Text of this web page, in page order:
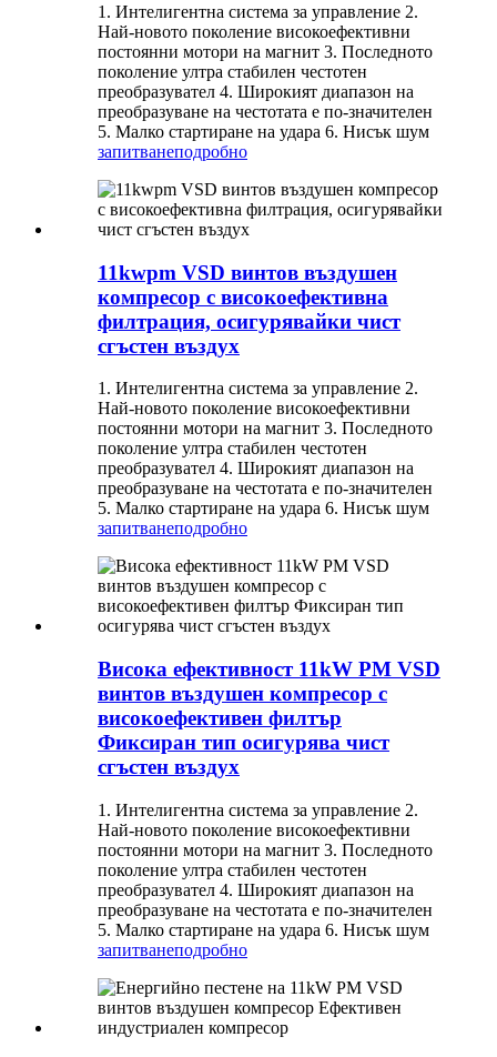
1. Интелигентна система за управление 2.
Най-новото поколение високоефективни
постоянни мотори на магнит 3. Последното
поколение ултра стабилен честотен
преобразувател 4. Широкият диапазон на
преобразуване на честотата е по-значителен
5. Малко стартиране на удара 6. Нисък шум
запитванеподробно
11kwpm VSD винтов въздушен
компресор с високоефективна
филтрация, осигурявайки чист
сгъстен въздух
1. Интелигентна система за управление 2.
Най-новото поколение високоефективни
постоянни мотори на магнит 3. Последното
поколение ултра стабилен честотен
преобразувател 4. Широкият диапазон на
преобразуване на честотата е по-значителен
5. Малко стартиране на удара 6. Нисък шум
запитванеподробно
Висока ефективност 11kW PM VSD
винтов въздушен компресор с
високоефективен филтър
Фиксиран тип осигурява чист
сгъстен въздух
1. Интелигентна система за управление 2.
Най-новото поколение високоефективни
постоянни мотори на магнит 3. Последното
поколение ултра стабилен честотен
преобразувател 4. Широкият диапазон на
преобразуване на честотата е по-значителен
5. Малко стартиране на удара 6. Нисък шум
запитванеподробно